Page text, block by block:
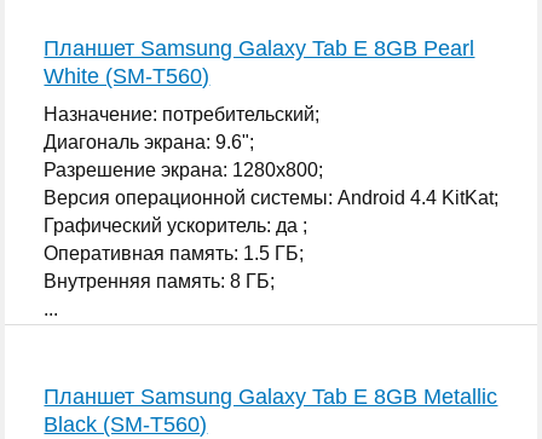
Планшет Samsung Galaxy Tab E 8GB Pearl
White (SM-T560)
Назначение: потребительский;
Диагональ экрана: 9.6";
Разрешение экрана: 1280x800;
Версия операционной системы: Android 4.4 KitKat;
Графический ускоритель: да ;
Оперативная память: 1.5 ГБ;
Внутренняя память: 8 ГБ;
...
Планшет Samsung Galaxy Tab E 8GB Metallic
Black (SM-T560)